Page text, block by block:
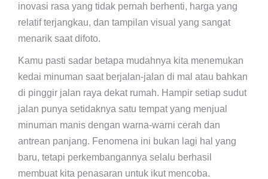
inovasi rasa yang tidak pernah berhenti, harga yang
relatif terjangkau, dan tampilan visual yang sangat
menarik saat difoto.
Kamu pasti sadar betapa mudahnya kita menemukan
kedai minuman saat berjalan-jalan di mal atau bahkan
di pinggir jalan raya dekat rumah. Hampir setiap sudut
jalan punya setidaknya satu tempat yang menjual
minuman manis dengan warna-warni cerah dan
antrean panjang. Fenomena ini bukan lagi hal yang
baru, tetapi perkembangannya selalu berhasil
membuat kita penasaran untuk ikut mencoba.